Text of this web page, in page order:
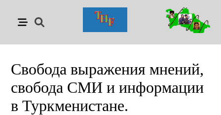
Свобода выражения мнений,
свобода СМИ и информации
в Туркменистане.